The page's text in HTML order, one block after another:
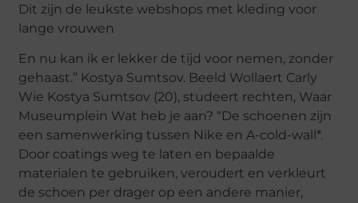
Dit zijn de leukste webshops met kleding voor
lange vrouwen
En nu kan ik er lekker de tijd voor nemen, zonder
gehaast.” Kostya Sumtsov. Beeld Wollaert Carly
Wie Kostya Sumtsov (20), studeert rechten, Waar
Museumplein Wat heb je aan? “De schoenen zijn
een samenwerking tussen Nike en A-cold-wall*.
Door coatings weg te laten en bepaalde
materialen te gebruiken, veroudert en verkleurt
de schoen per drager op een andere manier,